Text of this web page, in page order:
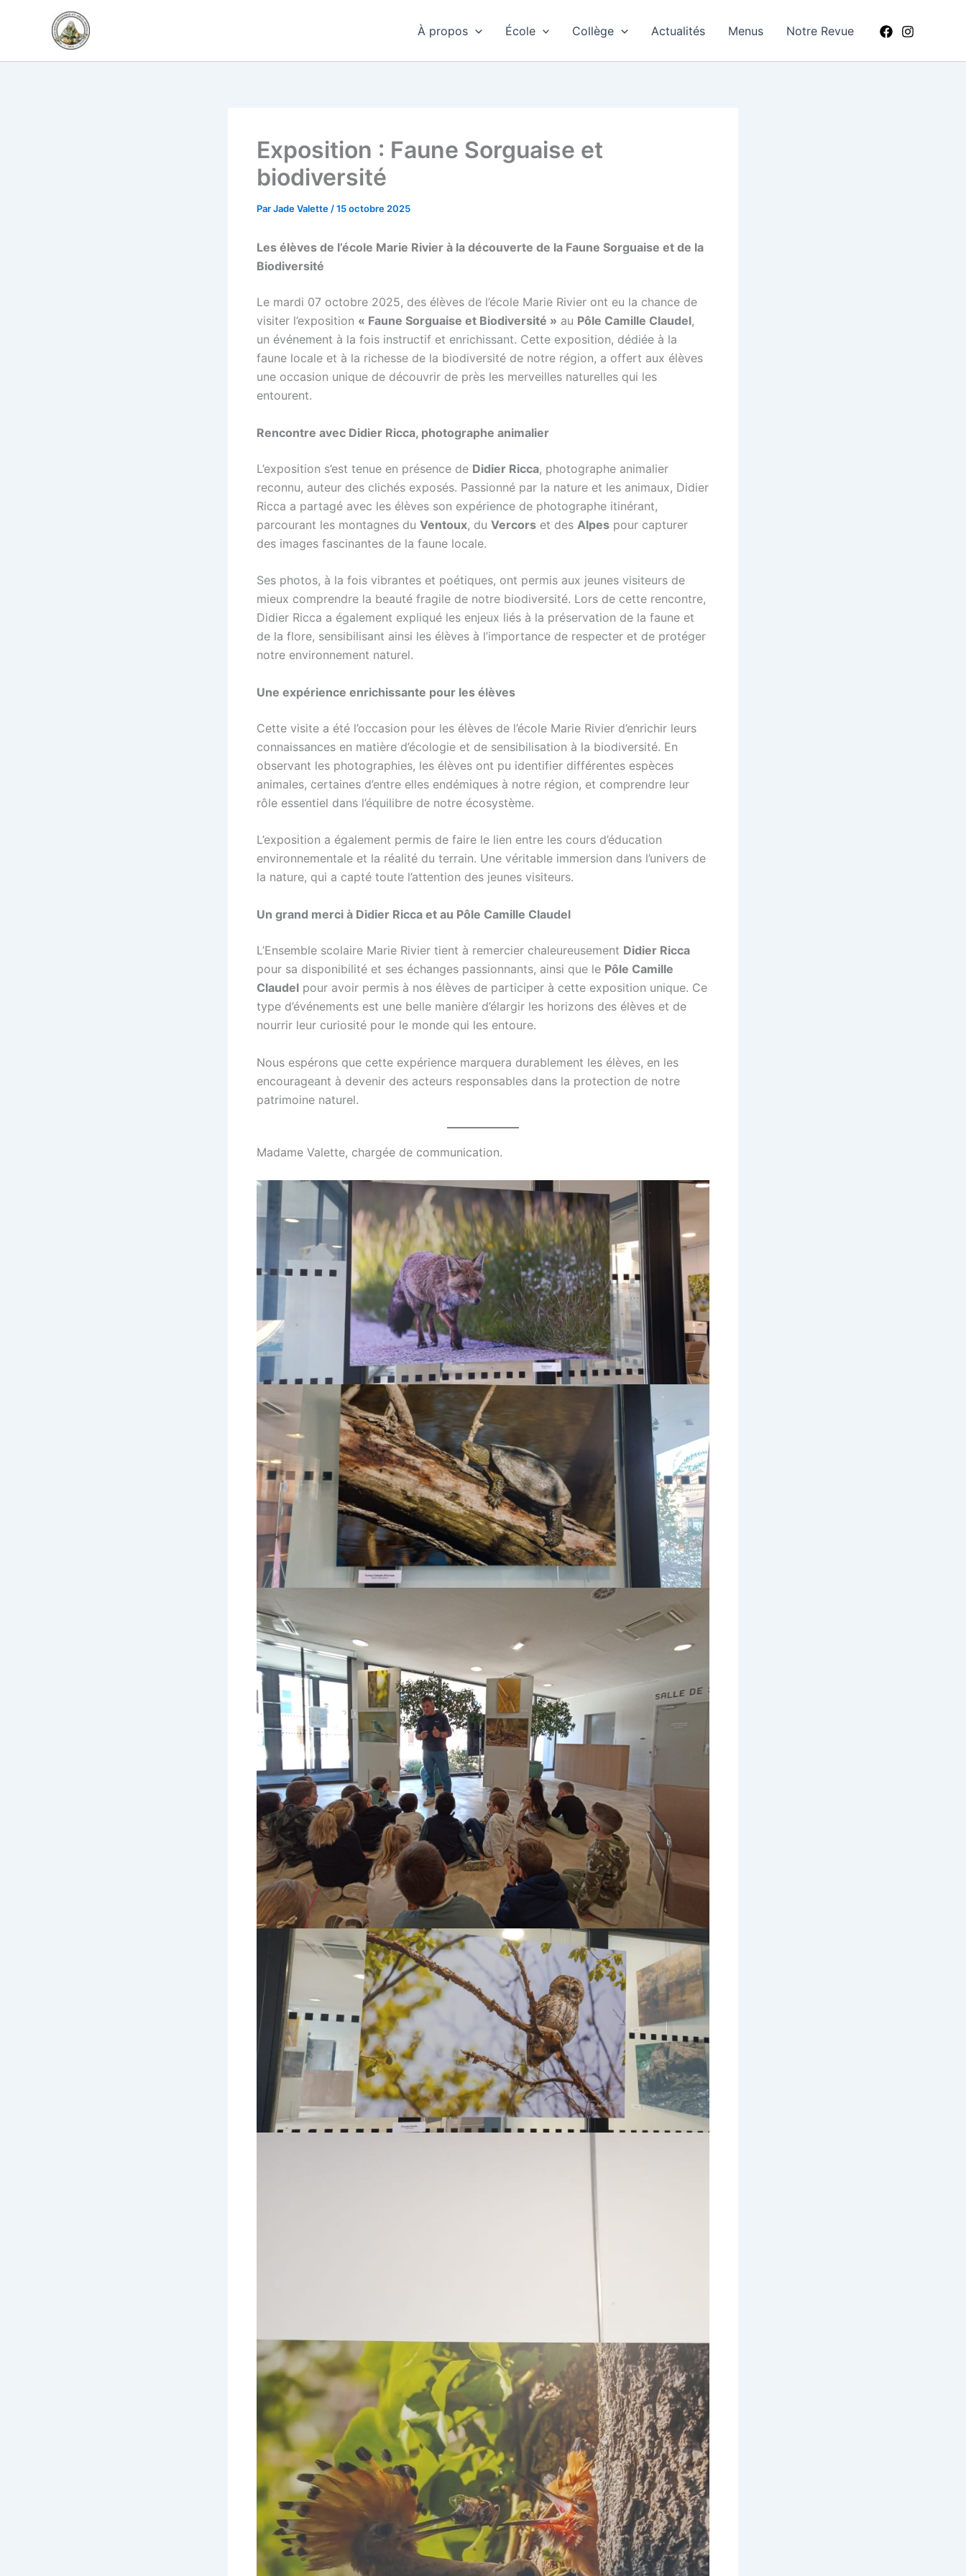
À propos École Collège Actualités Menus Notre Revue
Exposition : Faune Sorguaise et
biodiversité
ParJade Valette /15 octobre 2025
Les élèves de l’école Marie Rivier à la découverte de la Faune Sorguaise et de la
Biodiversité
Le mardi 07 octobre 2025, des élèves de l’école Marie Rivier ont eu la chance de
visiter l’exposition « Faune Sorguaise et Biodiversité » au Pôle Camille Claudel,
un événement à la fois instructif et enrichissant. Cette exposition, dédiée à la
faune locale et à la richesse de la biodiversité de notre région, a offert aux élèves
une occasion unique de découvrir de près les merveilles naturelles qui les
entourent.
Rencontre avec Didier Ricca, photographe animalier
L’exposition s’est tenue en présence de Didier Ricca, photographe animalier
reconnu, auteur des clichés exposés. Passionné par la nature et les animaux, Didier
Ricca a partagé avec les élèves son expérience de photographe itinérant,
parcourant les montagnes du Ventoux, du Vercors et des Alpes pour capturer
des images fascinantes de la faune locale.
Ses photos, à la fois vibrantes et poétiques, ont permis aux jeunes visiteurs de
mieux comprendre la beauté fragile de notre biodiversité. Lors de cette rencontre,
Didier Ricca a également expliqué les enjeux liés à la préservation de la faune et
de la flore, sensibilisant ainsi les élèves à l’importance de respecter et de protéger
notre environnement naturel.
Une expérience enrichissante pour les élèves
Cette visite a été l’occasion pour les élèves de l’école Marie Rivier d’enrichir leurs
connaissances en matière d’écologie et de sensibilisation à la biodiversité. En
observant les photographies, les élèves ont pu identifier différentes espèces
animales, certaines d’entre elles endémiques à notre région, et comprendre leur
rôle essentiel dans l’équilibre de notre écosystème.
L’exposition a également permis de faire le lien entre les cours d’éducation
environnementale et la réalité du terrain. Une véritable immersion dans l’univers de
la nature, qui a capté toute l’attention des jeunes visiteurs.
Un grand merci à Didier Ricca et au Pôle Camille Claudel
L’Ensemble scolaire Marie Rivier tient à remercier chaleureusement Didier Ricca
pour sa disponibilité et ses échanges passionnants, ainsi que le Pôle Camille
Claudel pour avoir permis à nos élèves de participer à cette exposition unique. Ce
type d’événements est une belle manière d’élargir les horizons des élèves et de
nourrir leur curiosité pour le monde qui les entoure.
Nous espérons que cette expérience marquera durablement les élèves, en les
encourageant à devenir des acteurs responsables dans la protection de notre
patrimoine naturel.
Madame Valette, chargée de communication.